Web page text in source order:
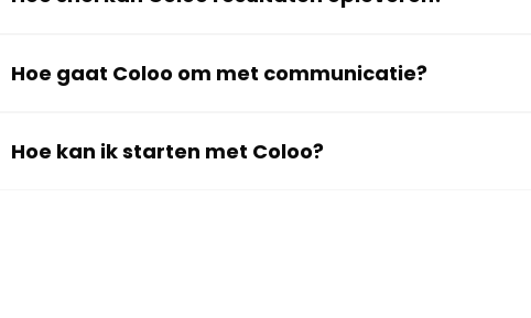
Hoe gaat Coloo om met communicatie?
Hoe kan ik starten met Coloo?